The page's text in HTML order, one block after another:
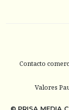
Contacto
Valores